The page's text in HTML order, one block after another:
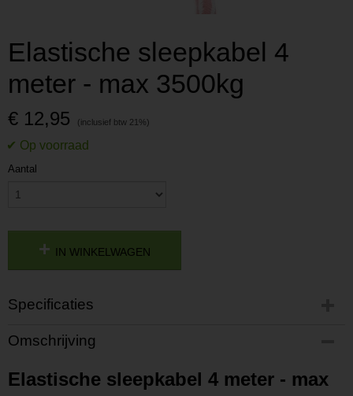
Elastische sleepkabel 4
meter - max 3500kg
€ 12,95
Aantal
IN WINKELWAGEN
Specificaties
Productcode
P202009031317
L202009031317
Omschrijving
Elastische sleepkabel 4 meter - max